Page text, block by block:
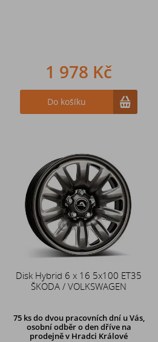
1 978 Kč
Do košíku
Disk Hybrid 6 x 16 5x100 ET35
ŠKODA / VOLKSWAGEN
75 ks do dvou pracovních dní u Vás,
osobní odběr o den dřívena
prodejně v Hradci Králové